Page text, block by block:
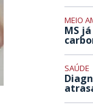
MEIO
MS
SAÚDE